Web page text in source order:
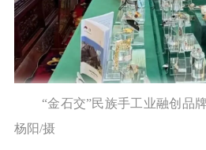
“金石交”民族手工业融创品
杨阳/摄